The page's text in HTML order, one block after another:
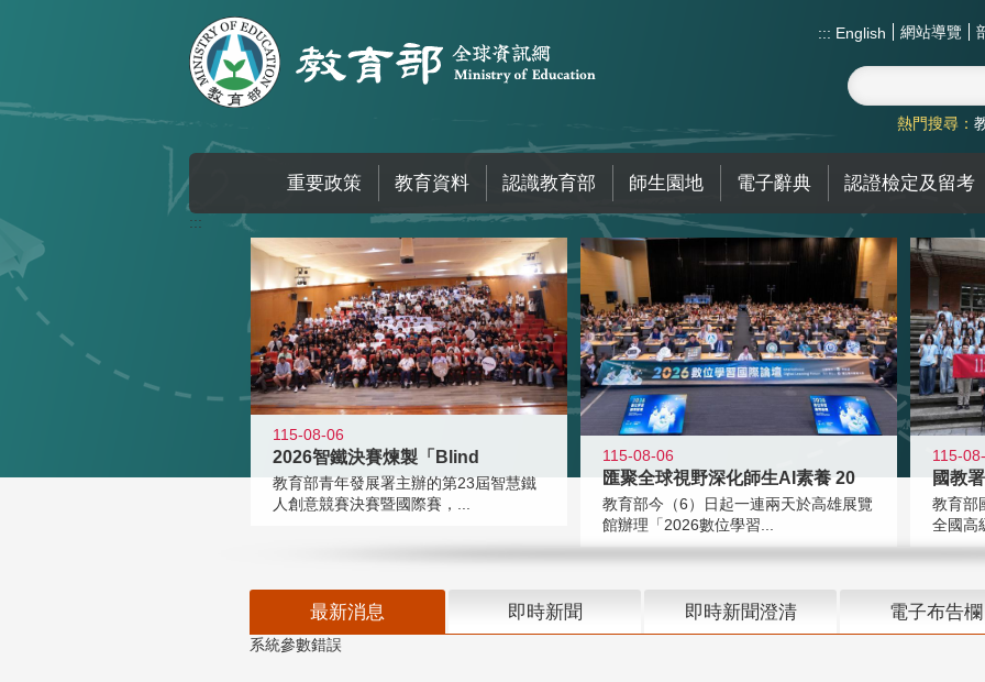
::: English 網站導覽
熱門搜尋：
重要政策 教育資料 認識教育部 師生園地 電子辭典 認證檢定及留考
:::
115-08-06
2026智鐵決賽煉製「Blind
教育部青年發展署主辦的第23屆智慧鐵
人創意競賽決賽暨國際賽，...
115-08-06
匯聚全球視野深化師生AI素養 20
教育部今（6）日起一連兩天於高雄展覽
館辦理「2026數位學習...
115-
教育部
全國高
最新消息 即時新聞 即時新聞澄清 電子布告欄
系統參數錯誤